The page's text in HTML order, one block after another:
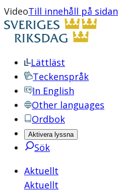
VideoTill innehåll på sidan
Lättläst
Teckenspråk
In English
Other languages
Ordbok
Aktivera lyssna
Sök
Aktuellt
Aktuellt